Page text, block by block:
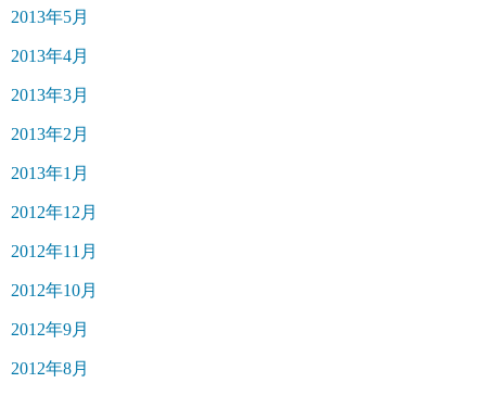
2013年5月
2013年4月
2013年3月
2013年2月
2013年1月
2012年12月
2012年11月
2012年10月
2012年9月
2012年8月